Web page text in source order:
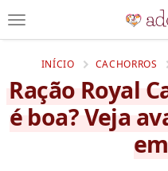
INÍCIO CACHORROS
Ração Royal
é boa? Veja